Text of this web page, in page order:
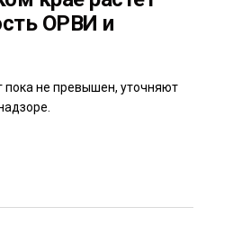
ОРВИ и
пока не превышен, уточняют